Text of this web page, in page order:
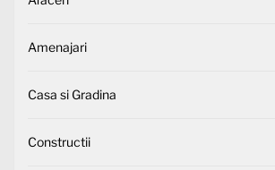
Amenajari
Casa si Gradina
Constructii